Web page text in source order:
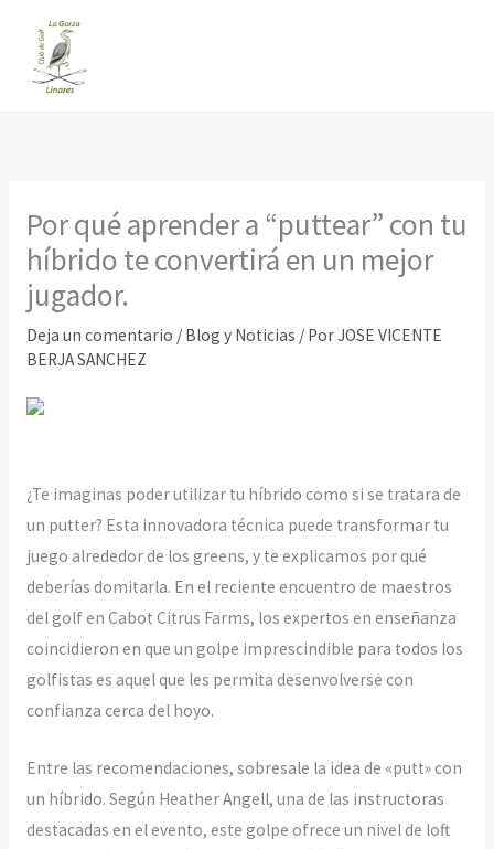
contenido
Por qué aprender a “puttear” con tu
híbrido te convertirá en un mejor
jugador.
Deja un comentario / Blog y Noticias / PorJOSE VICENTE
BERJA SANCHEZ
¿Te imaginas poder utilizar tu híbrido como si se tratara de
un putter? Esta innovadora técnica puede transformar tu
juego alrededor de los greens, y te explicamos por qué
deberías domitarla. En el reciente encuentro de maestros
del golf en Cabot Citrus Farms, los expertos en enseñanza
coincidieron en que un golpe imprescindible para todos los
golfistas es aquel que les permita desenvolverse con
confianza cerca del hoyo.
Entre las recomendaciones, sobresale la idea de «putt» con
un híbrido. Según Heather Angell, una de las instructoras
destacadas en el evento, este golpe ofrece un nivel de loft